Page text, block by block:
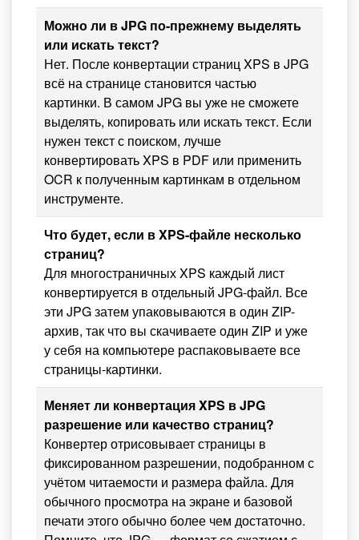
Можно ли в JPG по-прежнему выделять
или искать текст?
Нет. После конвертации страниц XPS в JPG
всё на странице становится частью
картинки. В самом JPG вы уже не сможете
выделять, копировать или искать текст. Если
нужен текст с поиском, лучше
конвертировать XPS в PDF или применить
OCR к полученным картинкам в отдельном
инструменте.
Что будет, если в XPS-файле несколько
страниц?
Для многостраничных XPS каждый лист
конвертируется в отдельный JPG-файл. Все
эти JPG затем упаковываются в один ZIP-
архив, так что вы скачиваете один ZIP и уже
у себя на компьютере распаковываете все
страницы-картинки.
Меняет ли конвертация XPS в JPG
разрешение или качество страниц?
Конвертер отрисовывает страницы в
фиксированном разрешении, подобранном с
учётом читаемости и размера файла. Для
обычного просмотра на экране и базовой
печати этого обычно более чем достаточно.